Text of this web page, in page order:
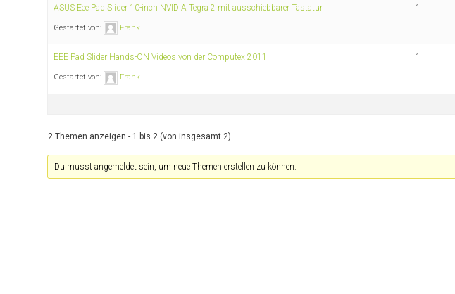
ASUS Eee Pad Slider 10-inch NVIDIA Tegra 2 mit ausschiebbarer Tastatur
Gestartet von: Frank
1
EEE Pad Slider Hands-ON Videos von der Computex 2011
Gestartet von: Frank
1
2 Themen anzeigen - 1 bis 2 (von insgesamt 2)
Du musst angemeldet sein, um neue Themen erstellen zu können.